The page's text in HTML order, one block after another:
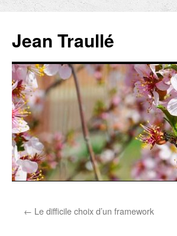
contenu
Jean Traullé
← Le difficile choix d’un framework